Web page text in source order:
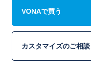
VONAで買う
カスタマイズのご相談